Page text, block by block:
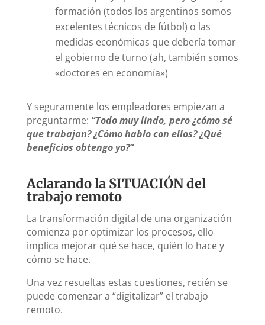
formación (todos los argentinos somos
excelentes técnicos de fútbol) o las
medidas económicas que debería tomar
el gobierno de turno (ah, también somos
«doctores en economía»)
Y seguramente los empleadores empiezan a
preguntarme: “Todo muy lindo, pero ¿cómo sé
que trabajan? ¿Cómo hablo con ellos? ¿Qué
beneficios obtengo yo?”
Aclarando la SITUACIÓN del
trabajo remoto
La transformación digital de una organización
comienza por optimizar los procesos, ello
implica mejorar qué se hace, quién lo hace y
cómo se hace.
Una vez resueltas estas cuestiones, recién se
puede comenzar a “digitalizar” el trabajo
remoto.